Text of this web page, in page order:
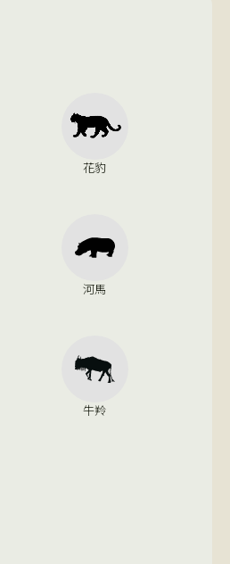
花豹
河馬
牛羚